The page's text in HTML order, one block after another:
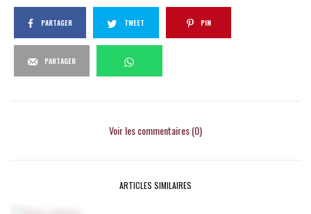
PARTAGER TWEET PIN
PARTAGER
Voir les commentaires (0)
ARTICLES SIMILAIRES